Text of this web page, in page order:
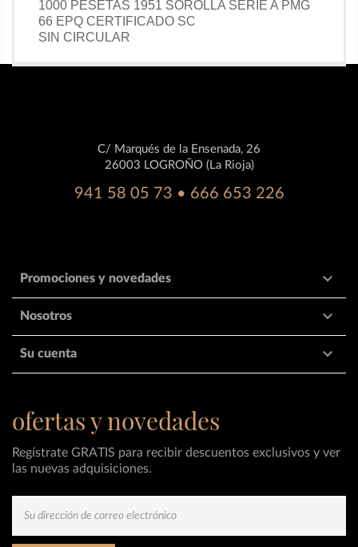
1000 PESETAS 1951 SOROLLA SERIE A PMG
66 EPQ CERTIFICADO SC
SIN CIRCULAR
C/ Marqués de la Ensenada, 26
26003 LOGROÑO (La Rioja)
941 58 05 73 • 666 653 226
Promociones y novedades 
Nosotros 
Su cuenta 
ofertas y novedades
Regístrate GRATIS para recibir descuentos exclusivos y ver
las nuevas adquisiciones.